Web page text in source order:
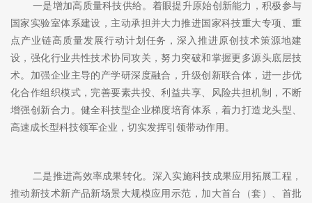
一是增加高质量科技供给。着眼提升原始创新能力，积极参与
国家实验室体系建设，主动承担并大力推进国家科技重大专项、重
点产业链高质量发展行动计划任务，深入推进原创技术策源地建
设，强化行业共性技术协同攻关，努力突破和掌握更多源头底层技
术。加强企业主导的产学研深度融合，升级创新联合体，进一步优
化合作组织模式，完善要素共投、利益共享、风险共担机制，不断
增强创新合力。健全科技型企业梯度培育体系，着力打造龙头型、
高速成长型科技领军企业，切实发挥引领带动作用。
二是推进高效率成果转化。深入实施科技成果应用拓展工程，
推动新技术新产品新场景大规模应用示范，加大首台（套）、首批